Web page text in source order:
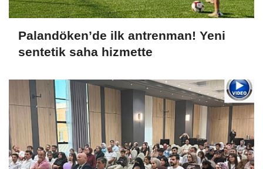
Palandöken’de ilk antrenman! Yeni
sentetik saha hizmette